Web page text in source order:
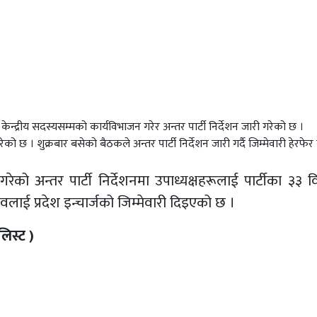
सदस्यसम्मको कार्यविभाजन गरेर अन्तर पार्टी निर्देशन जारी गरेको छ ।
छ । शुक्रबार बसेको बैठकले अन्तर पार्टी निर्देशन जारी गर्दै जिम्मेवारी
अन्तर पार्टी निर्देशनमा उपाध्यक्षहरूलाई पार्टीका ३३
प्रदेश इन्चार्जको जिम्मेवारी दिइएको छ ।
)